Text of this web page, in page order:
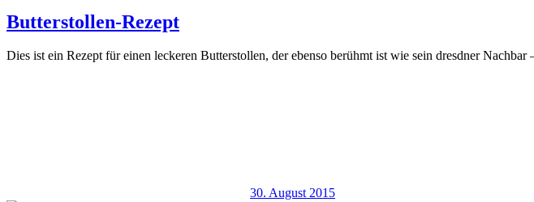
Butterstollen-Rezept
Dies ist ein Rezept für einen leckeren Butterstollen, der ebenso berühmt ist wie sein dresdner Nachbar
30. August 2015